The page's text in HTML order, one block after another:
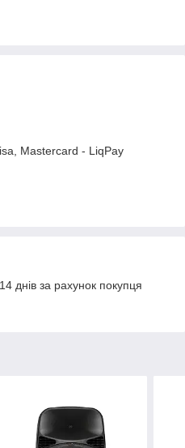
Mastercard - LiqPay
днів за рахунок покупця